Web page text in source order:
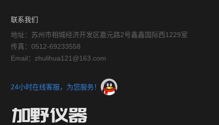
联系我们
地址：苏州市相城经济开发区嘉元路2号鑫鑫国际西1229室
传真：0512-69233558
Email：zhulihua121@163.com
24小时在线客服，为您服务！